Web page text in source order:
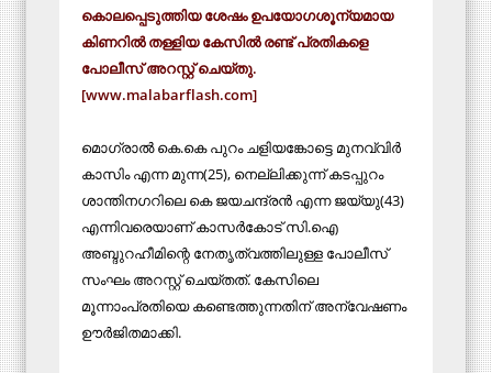
കൊലപ്പെടുത്തിയ ശേഷം ഉപയോഗശൂന്യമായ
കിണറില്‍ തള്ളിയ കേസില്‍ രണ്ട് പ്രതികളെ
പോലീസ് അറസ്റ്റ് ചെയ്തു.
[www.malabarflash.com]
മൊഗ്രാല്‍ കെ.കെ പുറം ചളിയങ്കോട്ടെ മുനവ്വിര്‍
കാസിം എന്ന മുന്ന(25), നെല്ലിക്കുന്ന് കടപ്പുറം
ശാന്തിനഗറിലെ കെ ജയചന്ദ്രന്‍ എന്ന ജയ്യു(43)
എന്നിവരെയാണ് കാസര്‍കോട് സി.ഐ
അബ്ദുറഹീമിന്റെ നേതൃത്വത്തിലുള്ള പോലീസ്
സംഘം അറസ്റ്റ് ചെയ്തത്. കേസിലെ
മൂന്നാംപ്രതിയെ കണ്ടെത്തുന്നതിന് അന്വേഷണം
ഊര്‍ജിതമാക്കി.